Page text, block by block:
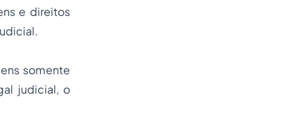
e direitos
somente
judicial, o